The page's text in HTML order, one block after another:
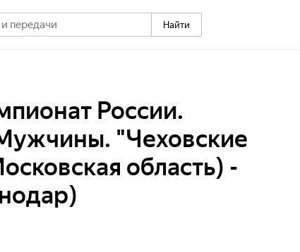
Найти
России.
"Чеховские
область) -